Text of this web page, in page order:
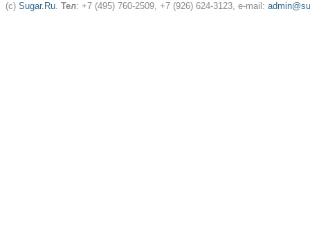
(c) Sugar.Ru. Тел: +7 (495) 760-2509, +7 (926) 624-3123, e-mail: